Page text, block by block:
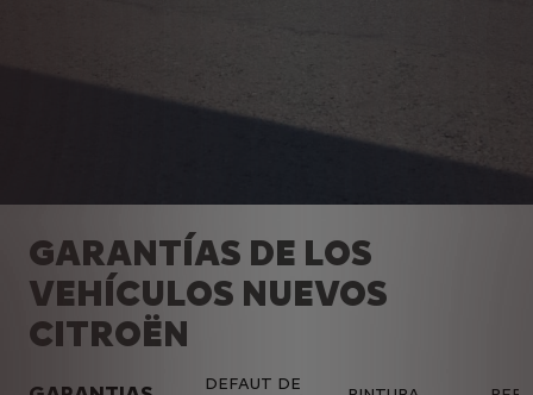
GARANTÍAS DE LOS
VEHÍCULOS NUEVOS
CITROËN
DEFAUT DE